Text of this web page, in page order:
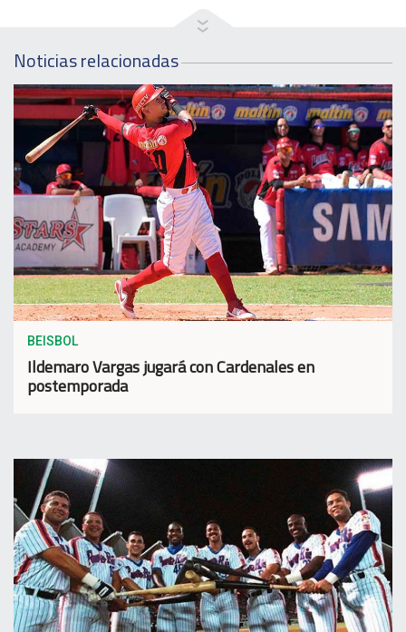
Noticias relacionadas
BEISBOL
Ildemaro Vargas jugará con Cardenales en
postemporada